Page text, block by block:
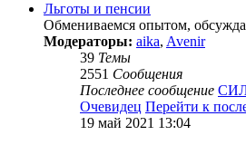
Льготы и пенсии
Обмениваемся опытом,
Модераторы: aika, Avenir
39 Темы
2551 Сообщения
Последнее сообщение
Очевидец Перейти к
19 май 2021 13:04